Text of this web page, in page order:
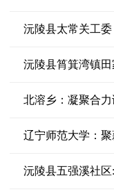
沅陵县太常关工
沅陵县筲箕湾镇
北溶乡：凝聚合
辽宁师范大学：
沅陵县五强溪社